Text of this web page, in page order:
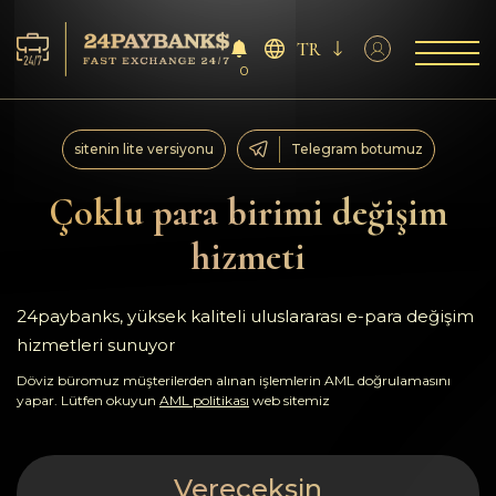
Servisler
Rezervler
Geri bildirimler
Kurallar
0
TR
Çoklu para birimi değişim
hizmeti
sitenin lite versiyonu Telegram botumuz
24paybanks, yüksek kaliteli uluslararası e-para değişim
hizmetleri sunuyor
Döviz büromuz müşterilerden alınan işlemlerin AML doğrulamasını
yapar. Lütfen okuyun AML politikası web sitemiz
Vereceksin